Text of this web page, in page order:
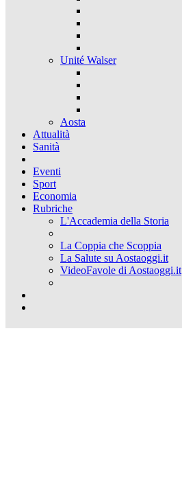
Unité Walser
Aosta
Attualità
Sanità
Eventi
Sport
Economia
Rubriche
L'Accademia della Storia
La Coppia che Scoppia
La Salute su Aostaoggi.it
VideoFavole di Aostaoggi.it